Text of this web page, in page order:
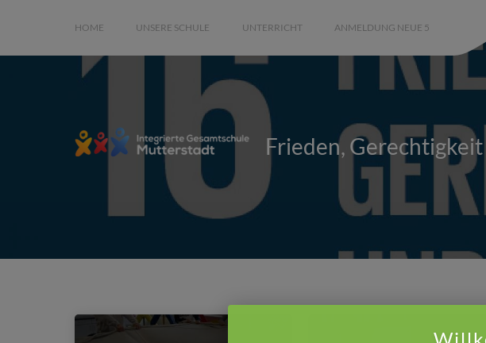
HOME UNSERE SCHULE UNTERRICHT ANMELDUNG NEUE 5
Frieden,